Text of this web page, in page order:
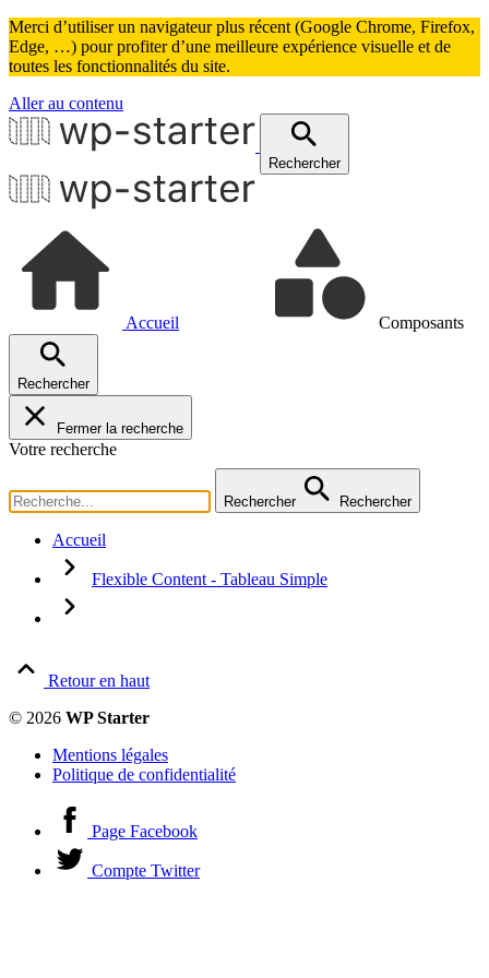
Merci d’utiliser un navigateur plus récent (Google Chrome, Firefox,
Edge, …) pour profiter d’une meilleure expérience visuelle et de
toutes les fonctionnalités du site.
Aller au contenu
Rechercher
Accueil
Composants
Accordéon
Articles liés
Avantages / Inconvénients
Billboard
Bouton(s)
Cards
Code
Éléments clés
Définitions
Fichier
Galerie photo
Image + Texte
Introduction
Note globale
Shortcode
Table des matières
Tableau complexe
Texte
Timeline
Rechercher
Fermer la recherche
Votre recherche
Rechercher Rechercher
Accueil
Flexible Content - Tableau Simple
Retour en haut
© 2026 WP Starter
Mentions légales
Politique de confidentialité
Page Facebook
Compte Twitter